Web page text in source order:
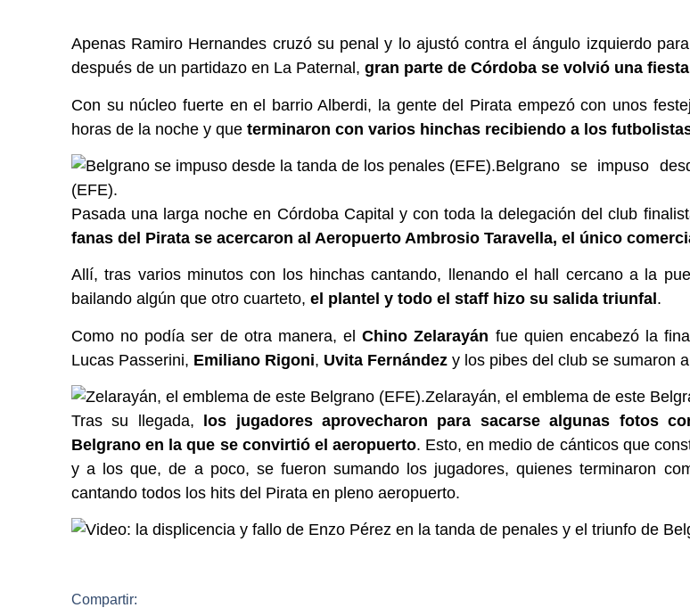
Apenas Ramiro Hernandes cruzó su penal y lo ajustó contra el ángulo izquierdo
después de un partidazo en La Paternal, gran parte de Córdoba se volvió una fiesta
Con su núcleo fuerte en el barrio Alberdi, la gente del Pirata empezó con unos
horas de la noche y que terminaron con varios hinchas recibiendo a los
Belgrano se impuso
(EFE).
Pasada una larga noche en Córdoba Capital y con toda la delegación del club
fanas del Pirata se acercaron al Aeropuerto Ambrosio Taravella, el único
Allí, tras varios minutos con los hinchas cantando, llenando el hall cercano a la
bailando algún que otro cuarteto, el plantel y todo el staff hizo su salida triunfal .
Como no podía ser de otra manera, elChino Zelarayán fue quien encabezó la
Lucas Passerini, Emiliano Rigoni, Uvita Fernández y los pibes del club se sumaron
Zelarayán, el emblema de este
Tras su llegada,
los jugadores aprovecharon para sacarse algunas fotos
Belgrano en la que se convirtió el aeropuerto. Esto, en medio de cánticos que
y a los que, de a poco, se fueron sumando los jugadores, quienes terminaron
cantando todos los hits del Pirata en pleno aeropuerto.
Compartir: